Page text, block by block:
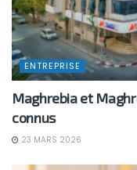
ENTREPRISE
Maghrebia et
connus
23 MARS 2026